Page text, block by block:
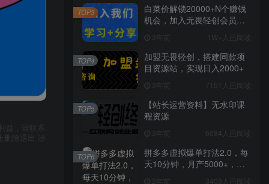
益，请联系
除退出 涉
白菜价解锁20000+N个赚钱
机会，加入无畏轻创会员，
3年前 1W+人已阅读
TOP3
加盟无畏轻创，搭建同款项
目资源站，实现日入2000+
3年前 7151人已阅读
TOP4
【站长运营资料】无水印课
程资源
3年前 6684人已阅读
TOP5
拼多多虚拟爆单打法2.0，每
天10分钟，月产5000+，从0
2年前 3403人已阅读
TOP6